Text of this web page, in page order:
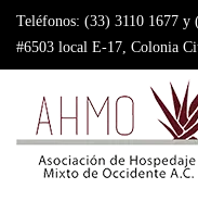
Teléfonos: (33) 3110
#6503 local E-17, Colonia